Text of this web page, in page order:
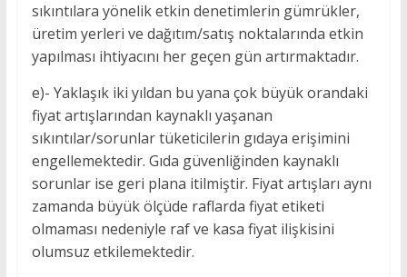
sıkıntılara yönelik etkin denetimlerin gümrükler,
üretim yerleri ve dağıtım/satış noktalarında etkin
yapılması ihtiyacını her geçen gün artırmaktadır.
e)- Yaklaşık iki yıldan bu yana çok büyük orandaki
fiyat artışlarından kaynaklı yaşanan
sıkıntılar/sorunlar tüketicilerin gıdaya erişimini
engellemektedir. Gıda güvenliğinden kaynaklı
sorunlar ise geri plana itilmiştir. Fiyat artışları aynı
zamanda büyük ölçüde raflarda fiyat etiketi
olmaması nedeniyle raf ve kasa fiyat ilişkisini
olumsuz etkilemektedir.